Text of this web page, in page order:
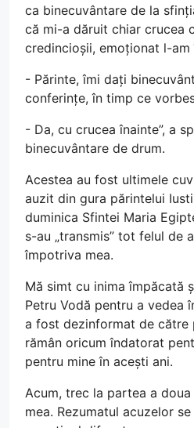
ca binecuvântare de la
că mi-a dăruit chiar crucea
credincioșii, emoționat l-am
- Părinte, îmi dați
conferințe, în timp ce
- Da, cu crucea înainte”, a
binecuvântare de drum.
Acestea au fost ultimele
auzit din gura părintelui
duminica Sfintei Maria
s-au „transmis” tot felul de
împotriva mea.
Mă simt cu inima împăcată
Petru Vodă pentru a vedea
a fost dezinformat de către
rămân oricum îndatorat
pentru mine în acești ani.
Acum, trec la partea a
mea. Rezumatul acuzelor